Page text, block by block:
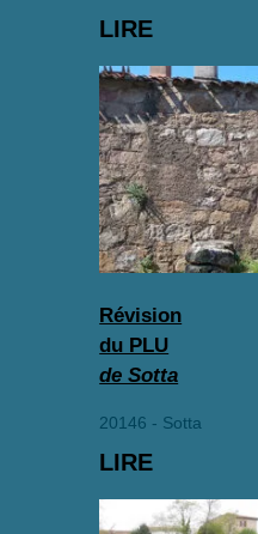
LIRE
Révision
du PLU
de Sotta
20146 - Sotta
LIRE